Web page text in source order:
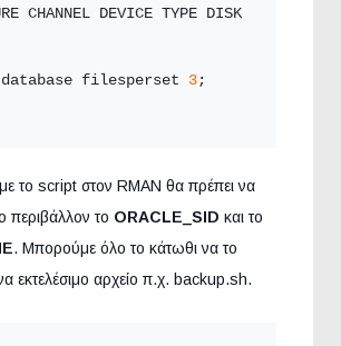
CHANNEL DEVICE TYPE DISK FORMAT
database filesperset 3 ;
το script στον RMAN θα πρέπει να
περιβάλλον το ORACLE_SID και το
. Μπορούμε όλο το κάτωθι να το
εκτελέσιμο αρχείο π.χ. backup.sh.